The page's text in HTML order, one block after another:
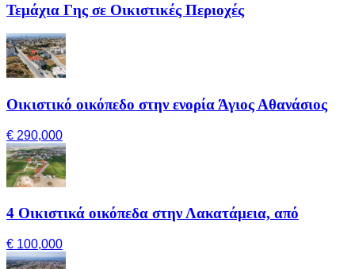
Τεμάχια Γης σε Οικιστικές Περιοχές
Οικιστικό οικόπεδο στην ενορία Άγιος Αθανάσιος
€ 290,000
4 Οικιστικά οικόπεδα στην Λακατάμεια, από
€ 100,000